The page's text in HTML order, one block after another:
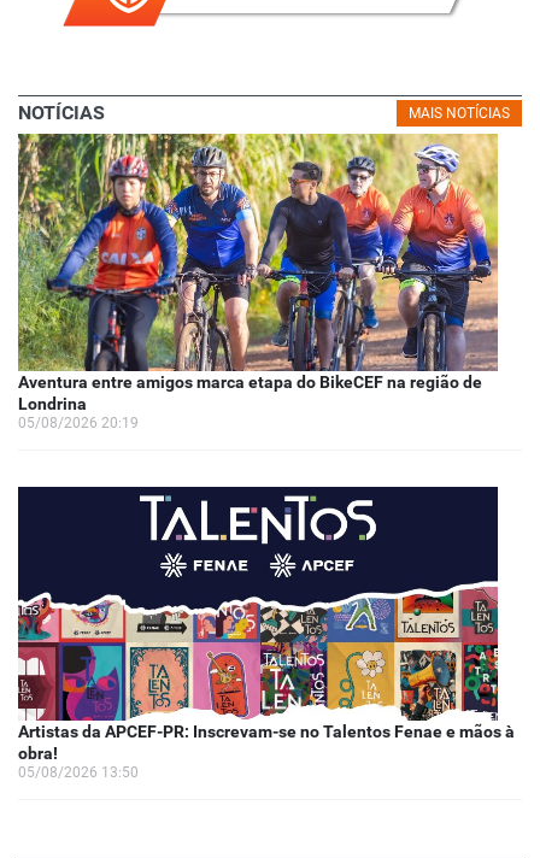
MAIS NOTÍCIAS
NOTÍCIAS
Aventura entre amigos marca etapa do BikeCEF na região de
Londrina
05/08/2026 20:19
Artistas da APCEF-PR: Inscrevam-se no Talentos Fenae e mãos à
obra!
05/08/2026 13:50